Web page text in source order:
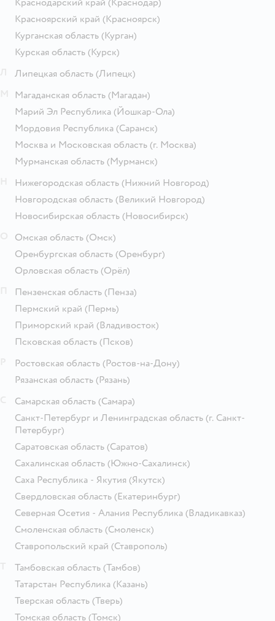
Красноярский край (Красноярск)
Курганская область (Курган)
Курская область (Курск)
Липецкая область (Липецк)
Магаданская область (Магадан)
Марий Эл Республика (Йошкар-Ола)
Мордовия Республика (Саранск)
Москва и Московская область (г. Москва)
Мурманская область (Мурманск)
Нижегородская область (Нижний Новгород)
Новгородская область (Великий Новгород)
Новосибирская область (Новосибирск)
Омская область (Омск)
Оренбургская область (Оренбург)
Орловская область (Орёл)
Пензенская область (Пенза)
Пермский край (Пермь)
Приморский край (Владивосток)
Псковская область (Псков)
Ростовская область (Ростов-на-Дону)
Рязанская область (Рязань)
Самарская область (Самара)
Санкт-Петербург и Ленинградская область (г. Санкт-
Петербург)
Саратовская область (Саратов)
Сахалинская область (Южно-Сахалинск)
Саха Республика - Якутия (Якутск)
Свердловская область (Екатеринбург)
Северная Осетия - Алания Республика (Владикавказ)
Смоленская область (Смоленск)
Ставропольский край (Ставрополь)
Тамбовская область (Тамбов)
Татарстан Республика (Казань)
Тверская область (Тверь)
Томская область (Томск)